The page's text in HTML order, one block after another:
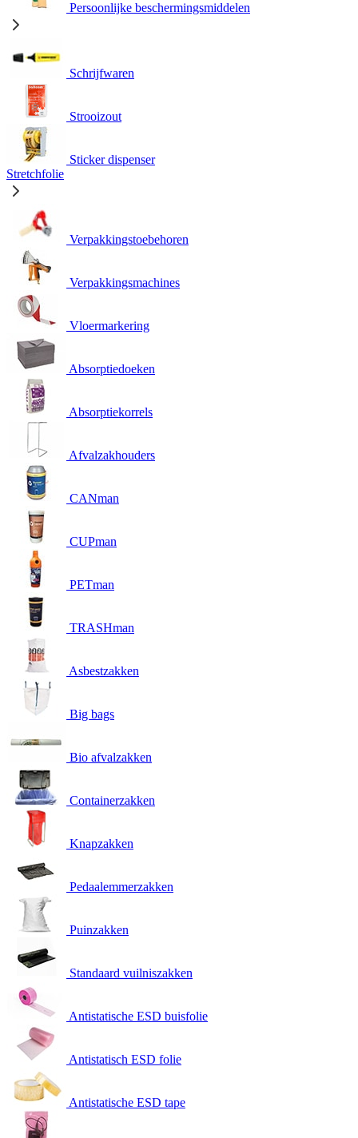
Persoonlijke beschermingsmiddelen
Schrijfwaren
Strooizout
Sticker dispenser
Stretchfolie
Verpakkingstoebehoren
Verpakkingsmachines
Vloermarkering
Absorptiedoeken
Absorptiekorrels
Afvalzakhouders
CANman
CUPman
PETman
TRASHman
Asbestzakken
Big bags
Bio afvalzakken
Containerzakken
Knapzakken
Pedaalemmerzakken
Puinzakken
Standaard vuilniszakken
Antistatische ESD buisfolie
Antistatisch ESD folie
Antistatische ESD tape